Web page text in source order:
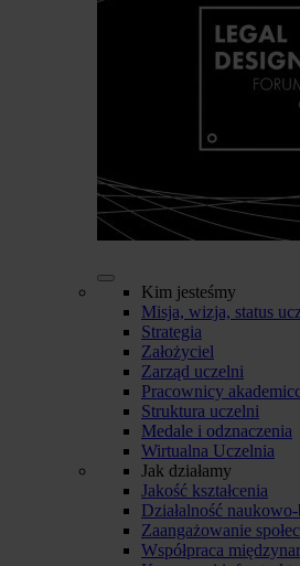
Kim jesteśmy
Misja, wizja, status
Strategia
Założyciel
Zarząd uczelni
Pracownicy
Struktura uczelni
Medale i odznaczenia
Wirtualna Uczelnia
Jak działamy
Jakość kształcenia
Działalność
Zaangażowanie
Współpraca